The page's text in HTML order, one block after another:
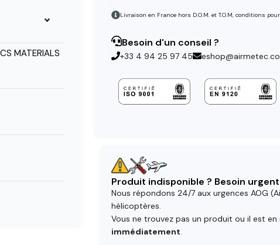
Livraison en France hors D.O.M. et T.O.M, conditions
Besoin d'un conseil ?
+33 4 94 25 97 45
Produit indisponible ? Besoin urgent
Nous répondons 24/7 aux urgences AOG
hélicoptères.
Vous ne trouvez pas un produit ou il est
immédiatement.
MATERIALS